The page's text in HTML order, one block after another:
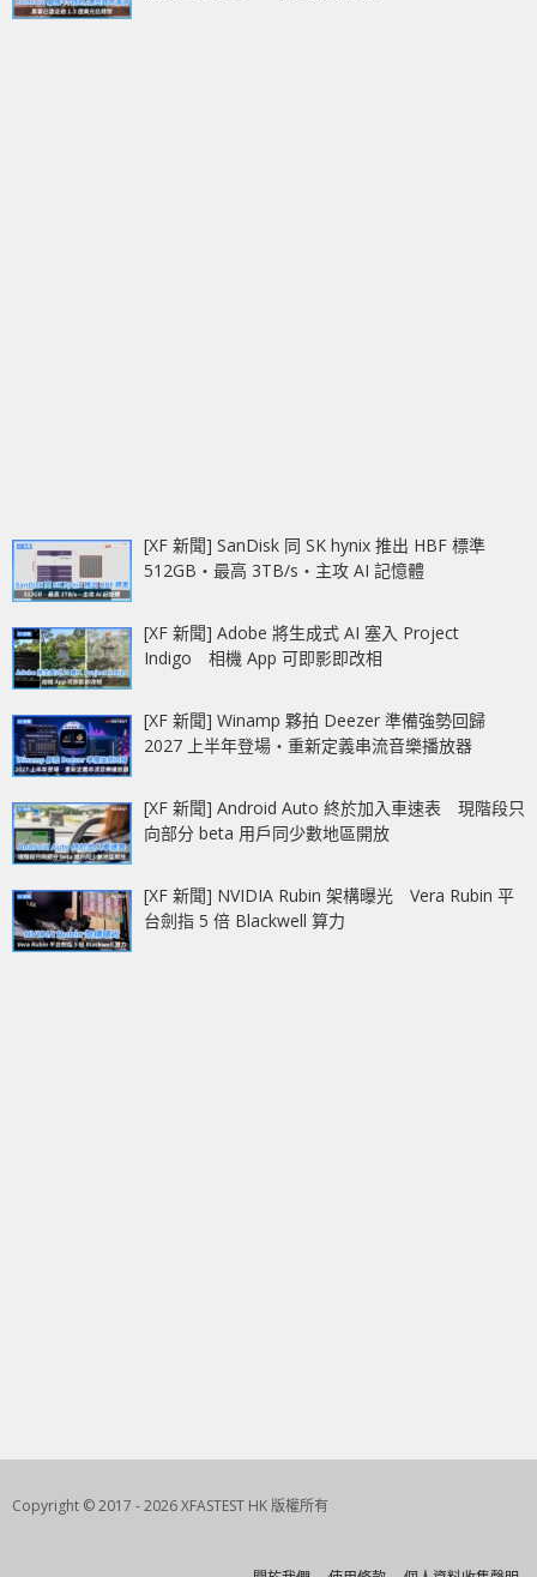
[XF 新聞] SanDisk 同 SK hynix 推出 HBF 標準
512GB‧最高 3TB/s‧主攻 AI 記憶體
[XF 新聞] Adobe 將生成式 AI 塞入 Project
Indigo 相機 App 可即影即改相
[XF 新聞] Winamp 夥拍 Deezer 準備強勢回歸
2027 上半年登場‧重新定義串流音樂播放器
[XF 新聞] Android Auto 終於加入車速表 現階段只
向部分 beta 用戶同少數地區開放
[XF 新聞] NVIDIA Rubin 架構曝光 Vera Rubin 平
台劍指 5 倍 Blackwell 算力
Copyright © 2017 - 2026 XFASTEST HK 版權所有